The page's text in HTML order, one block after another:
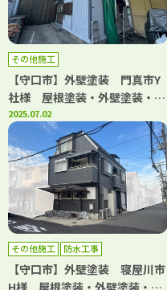
その他施工
【守口市】外壁塗装 門真市Y
社様 屋根塗装・外壁塗装・付
帯部塗装 アビリティペイント
2025.07.02
その他施工 防水工事
【守口市】外壁塗装 寝屋川市